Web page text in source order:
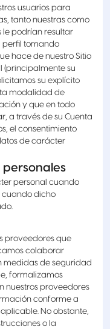
usuarios para
tanto nuestras como
le podrían resultar
perfil tomando
hace de nuestro Sitio
(principalmente su
su explícito
modalidad de
y que en todo
a través de su Cuenta
el consentimiento
de carácter
personales
personal cuando
cuando dicho
proveedores que
colaborar
medidas de seguridad
formalizamos
nuestros proveedores
conforme a
No obstante,
o la